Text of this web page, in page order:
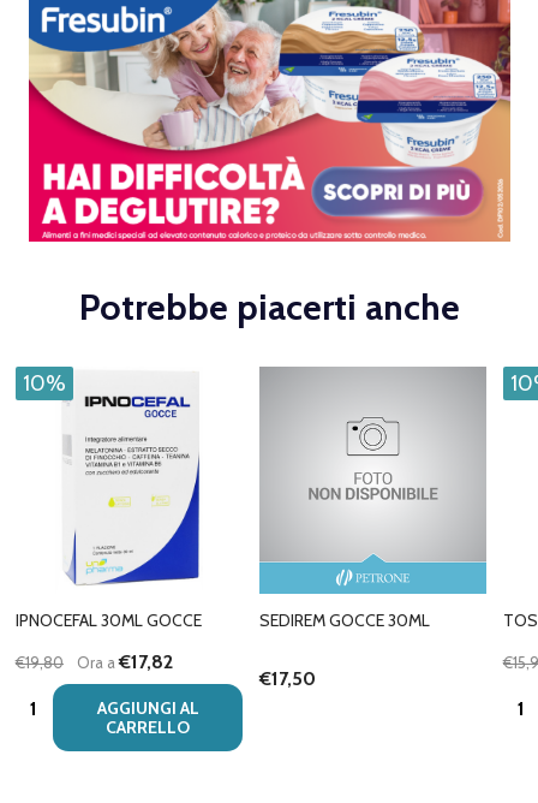
Potrebbe piacerti anche
10%
IPNOCEFAL 30ML GOCCE
€19,80 Ora a€17,82
Quantità:
AGGIUNGI AL
CARRELLO
SEDIREM GOCCE 30ML
€17,50